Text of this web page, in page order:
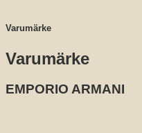
Varumärke
Varumärke
EMPORIO ARMANI